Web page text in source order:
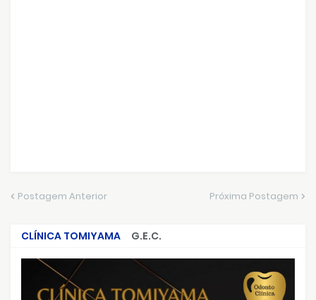
Postagem Anterior Próxima Postagem
CLÍNICA TOMIYAMA
G.E.C.
CRIMES QUE ABALARAM O BRASIL